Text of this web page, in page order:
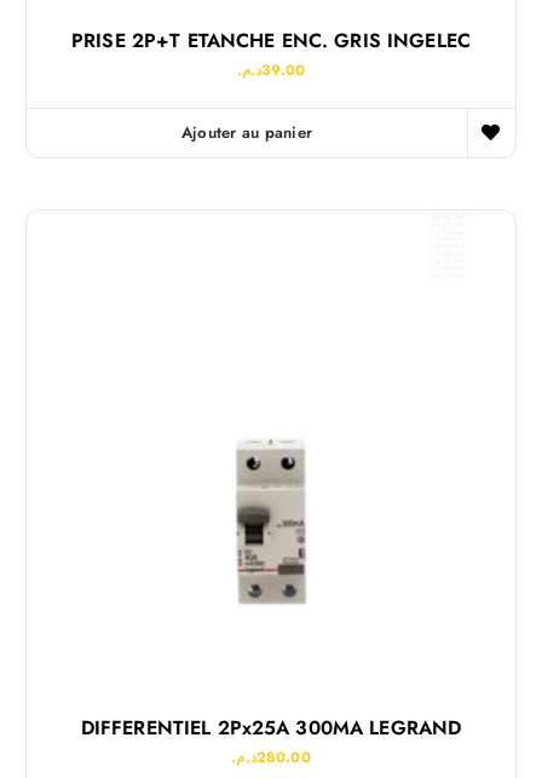
PRISE 2P+T ETANCHE ENC. GRIS INGELEC
39.00د.م.
Ajouter au panier
DIFFERENTIEL 2Px25A 300MA LEGRAND
280.00د.م.